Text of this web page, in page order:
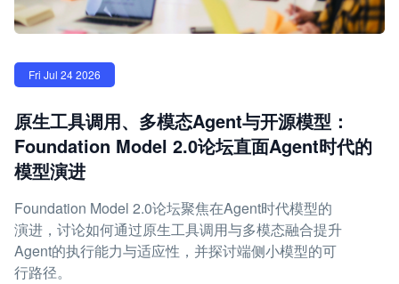
Fri Jul 24 2026
原生工具调用、多模态Agent与开源模型：
Foundation Model 2.0论坛直面Agent时代的
模型演进
Foundation Model 2.0论坛聚焦在Agent时代模型的
演进，讨论如何通过原生工具调用与多模态融合提升
Agent的执行能力与适应性，并探讨端侧小模型的可
行路径。